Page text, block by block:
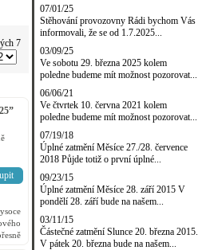
7
07/01/25
Stěhování provozovny Rádi bychom Vás
informovali, že se od 1.7.2025...
03/09/25
Ve sobotu 29. března 2025 kolem
poledne budeme mít možnost pozorovat...
06/06/21
Ve čtvrtek 10. června 2021 kolem
poledne budeme mít možnost pozorovat...
07/19/18
Úplné zatmění Měsíce 27./28. července
2018 Půjde totiž o první úplné...
09/23/15
Úplné zatmění Měsíce 28. září 2015 V
pondělí 28. září bude na našem...
03/11/15
Částečné zatmění Slunce 20. března 2015.
V pátek 20. března bude na našem...